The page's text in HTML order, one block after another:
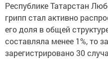
Республике Татарстан
грипп стал активно
его доля в общей
составляла менее 1%, то
зарегистрировано 30